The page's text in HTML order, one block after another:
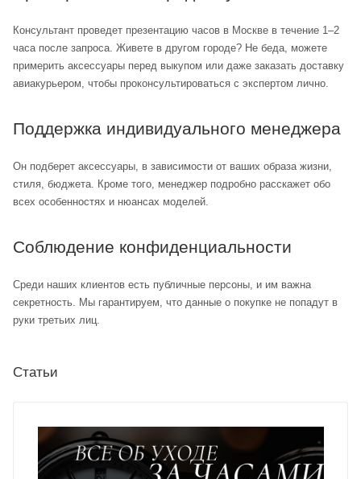
Консультант проведет презентацию часов в Москве в течение 1–2
часа после запроса. Живете в другом городе? Не беда, можете
примерить аксессуары перед выкупом или даже заказать доставку
авиакурьером, чтобы проконсультироваться с экспертом лично.
Поддержка индивидуального менеджера
Он подберет аксессуары, в зависимости от ваших образа жизни,
стиля, бюджета. Кроме того, менеджер подробно расскажет обо
всех особенностях и нюансах моделей.
Соблюдение конфиденциальности
Среди наших клиентов есть публичные персоны, и им важна
секретность. Мы гарантируем, что данные о покупке не попадут в
руки третьих лиц.
Статьи